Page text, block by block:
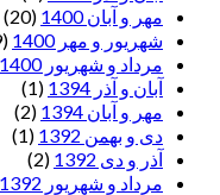
مهر و آبان 1400
(20)
شهریور و مهر 1400
(109)
مرداد و شهریور 1400
آبان و آذر 1394
(1)
مهر و آبان 1394
(2)
دی و بهمن 1392
(1)
آذر و دی 1392
(2)
مرداد و شهریور 1392